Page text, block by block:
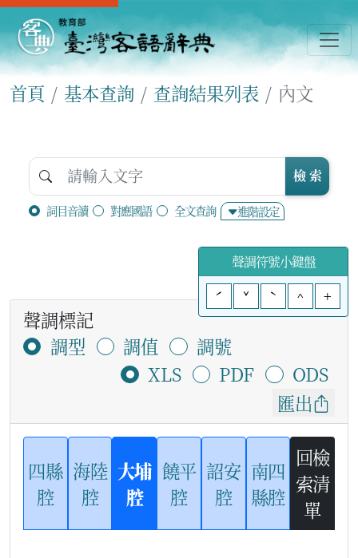
首頁 基本查詢 查詢結果列表 內文
詞目音讀 對應國語 全文查詢 進階設定
檢 索
聲調符號小鍵盤
ˊ
ˇ ˋ ^ +
聲調標記
調型
調值
調號
XLS
PDF
ODS
匯出
四縣
腔
海陸
腔
大埔
腔
饒平
腔
詔安
腔
南四
縣腔
回檢
索清
單